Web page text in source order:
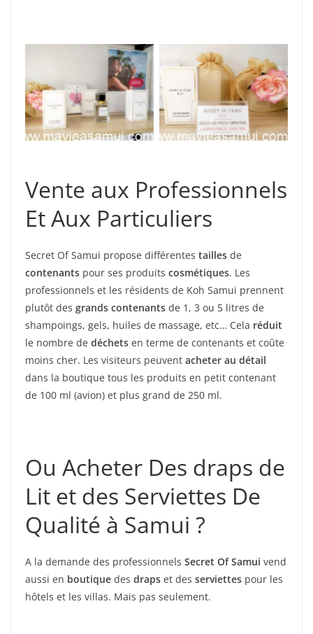
Secret Of Paris. Eau
de toilette
Parfum de Koh Samui
Vente aux Professionnels
Et Aux Particuliers
Secret Of Samui propose différentes tailles de
contenants pour ses produits cosmétiques. Les
professionnels et les résidents de Koh Samui prennent
plutôt des grands contenants de 1, 3 ou 5 litres de
shampoings, gels, huiles de massage, etc… Cela réduit
le nombre de déchets en terme de contenants et coûte
moins cher. Les visiteurs peuvent acheter au détail
dans la boutique tous les produits en petit contenant
de 100 ml (avion) et plus grand de 250 ml.
Ou Acheter Des draps de
Lit et des Serviettes De
Qualité à Samui ?
A la demande des professionnels Secret Of Samui vend
aussi en boutique des draps et des serviettes pour les
hôtels et les villas. Mais pas seulement.